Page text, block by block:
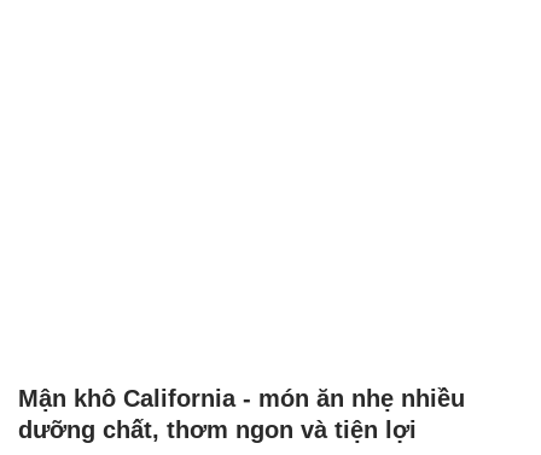
Mận khô California - món ăn nhẹ nhiều
dưỡng chất, thơm ngon và tiện lợi